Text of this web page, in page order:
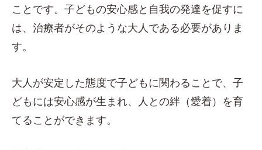
ことです。子どもの安心感と自我の発達を促すに
は、治療者がそのような大人である必要がありま
す。
大人が安定した態度で子どもに関わることで、子
どもには安心感が生まれ、人との絆（愛着）を育
てることができます。